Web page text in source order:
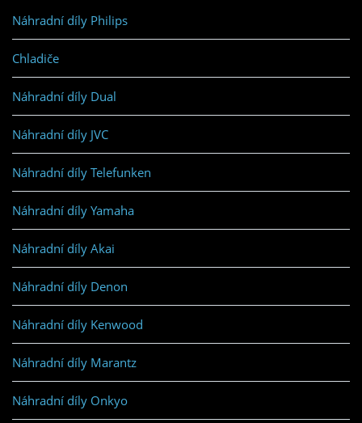
Náhradní díly Philips
Chladiče
Náhradní díly Dual
Náhradní díly JVC
Náhradní díly Telefunken
Náhradní díly Yamaha
Náhradní díly Akai
Náhradní díly Denon
Náhradní díly Kenwood
Náhradní díly Marantz
Náhradní díly Onkyo